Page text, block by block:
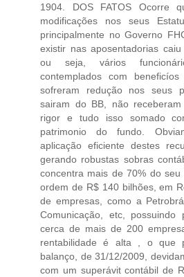
1904. DOS FATOS Ocorre
modificações nos seus
principalmente no Governo
existir nas aposentadorias
ou seja, vários
contemplados com
sofreram redução nos seus
sairam do BB, não
rigor e tudo isso somado
patrimonio do fundo.
aplicação eficiente destes
gerando robustas sobras
concentra mais de 70% do
ordem de R$ 140 bilhões, em
de empresas, como a
Comunicação, etc, possuindo
cerca de mais de 200
rentabilidade é alta , o que
balanço, de 31/12/2009,
com um superávit contábil de